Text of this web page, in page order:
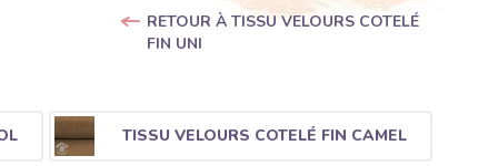
RETOUR À TISSU VELOURS COTELÉ
FIN UNI
TISSU VELOURS COTELÉ FIN CAMEL